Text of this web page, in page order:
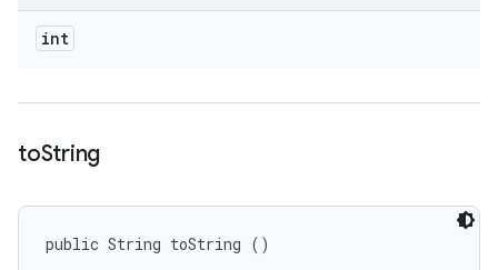
int
toString
public String toString ()